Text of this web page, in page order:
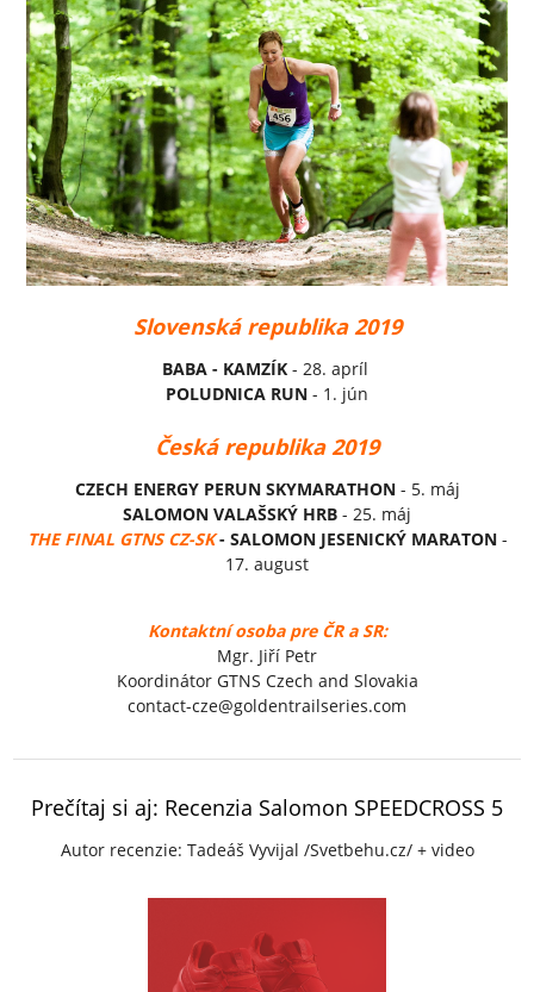
Slovenská republika 2019
BABA - KAMZÍK- 28. apríl
POLUDNICA RUN - 1. jún
Česká republika 2019
CZECH ENERGY PERUN SKYMARATHON- 5. máj
SALOMON VALAŠSKÝ HRB - 25. máj
THE FINAL GTNS CZ-SK- SALOMON JESENICKÝ MARATON-
17. august
Kontaktní osoba pre ČR a SR:
Mgr. Jiří Petr
Koordinátor GTNS Czech and Slovakia
contact-cze@goldentrailseries.com
Prečítaj si aj: Recenzia Salomon SPEEDCROSS 5
Autor recenzie: Tadeáš Vyvijal /Svetbehu.cz/ + video